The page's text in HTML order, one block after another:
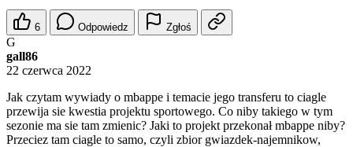
6 Odpowiedz Zgłoś
G
gall86
22 czerwca 2022
Jak czytam wywiady o mbappe i temacie jego transferu to ciagle
przewija sie kwestia projektu sportowego. Co niby takiego w tym
sezonie ma sie tam zmienic? Jaki to projekt przekonał mbappe niby?
Przeciez tam ciagle to samo, czyli zbior gwiazdek-najemnikow,